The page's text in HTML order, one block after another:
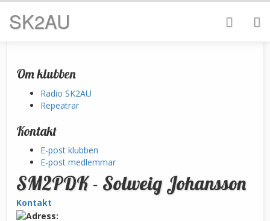
SK2AU
Om klubben
Radio SK2AU
Repeatrar
Kontakt
E-post klubben
E-post medlemmar
SM2PDK - Solweig Johansson
Kontakt